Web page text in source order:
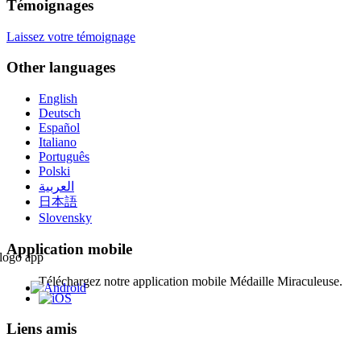
Témoignages
Laissez votre témoignage
Other languages
English
Deutsch
Español
Italiano
Português
Polski
العربية
日本語
Slovensky
Application mobile
Téléchargez notre application mobile Médaille Miraculeuse.
Liens amis